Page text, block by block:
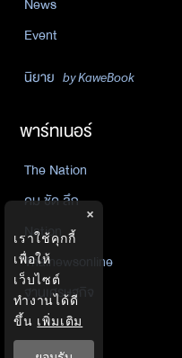
Event
นิยาย by KaweBook
พาร์ทเนอร์
The Nation
คม ชัด ลึก
Nation
Thainewsonline
ฐานเศรษฐกิจ
×
เราใช้คุกกี้
เพื่อให้
เว็บไซต์
ทำงานได้ดี
ขึ้น เพิ่มเติม